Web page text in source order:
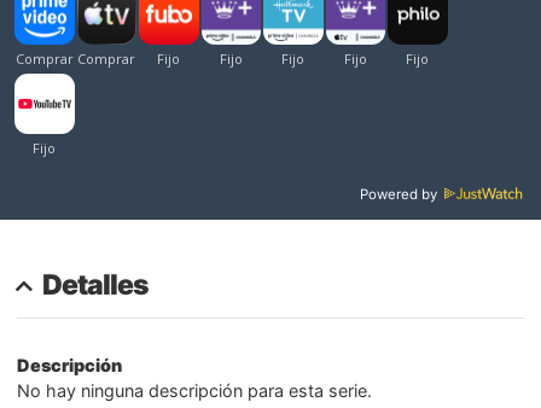
Powered by
Detalles
Descripción
No hay ninguna descripción para esta serie.